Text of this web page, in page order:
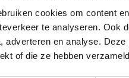
cookies om content
te analyseren. Ook
adverteren en analyse.
of die ze hebben